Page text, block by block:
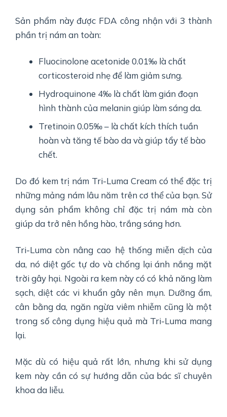
Sản phẩm này được FDA công nhận với 3 thành
phần trị nám an toàn:
Fluocinolone acetonide 0.01‰ là chất
corticosteroid nhẹ để làm giảm sưng.
Hydroquinone 4‰ là chất làm gián đoạn
hình thành của melanin giúp làm sáng da.
Tretinoin 0.05‰ – là chất kích thích tuần
hoàn và tăng tế bào da và giúp tẩy tế bào
chết.
Do đó kem trị nám Tri-Luma Cream có thể đặc trị
những mảng nám lâu năm trên cơ thể của bạn. Sử
dụng sản phẩm không chỉ đặc trị nám mà còn
giúp da trở nên hồng hào, trắng sáng hơn.
Tri-Luma còn nâng cao hệ thống miễn dịch của
da, nó diệt gốc tự do và chống lại ánh nắng mặt
trời gây hại. Ngoài ra kem này có có khả năng làm
sạch, diệt các vi khuẩn gây nên mụn. Dưỡng ẩm,
cân bằng da, ngăn ngừa viêm nhiễm cũng là một
trong số công dụng hiệu quả mà Tri-Luma mang
lại.
Mặc dù có hiệu quả rất lớn, nhưng khi sử dụng
kem này cần có sự hướng dẫn của bác sĩ chuyên
khoa da liễu.